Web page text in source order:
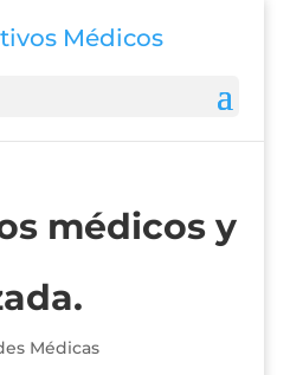
médicos y
Médicas